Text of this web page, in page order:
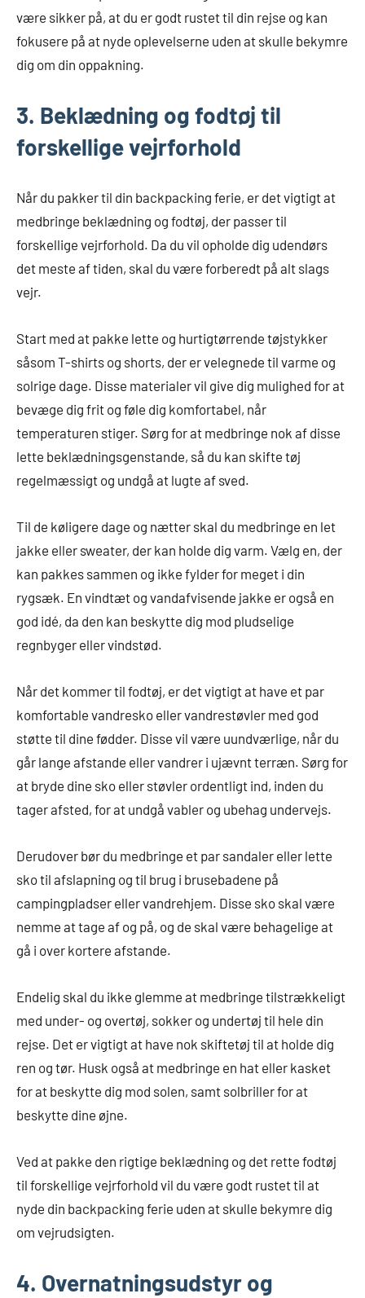
være sikker på, at du er godt rustet til din rejse og kan
fokusere på at nyde oplevelserne uden at skulle bekymre
dig om din oppakning.
3. Beklædning og fodtøj til
forskellige vejrforhold
Når du pakker til din backpacking ferie, er det vigtigt at
medbringe beklædning og fodtøj, der passer til
forskellige vejrforhold. Da du vil opholde dig udendørs
det meste af tiden, skal du være forberedt på alt slags
vejr.
Start med at pakke lette og hurtigtørrende tøjstykker
såsom T-shirts og shorts, der er velegnede til varme og
solrige dage. Disse materialer vil give dig mulighed for at
bevæge dig frit og føle dig komfortabel, når
temperaturen stiger. Sørg for at medbringe nok af disse
lette beklædningsgenstande, så du kan skifte tøj
regelmæssigt og undgå at lugte af sved.
Til de køligere dage og nætter skal du medbringe en let
jakke eller sweater, der kan holde dig varm. Vælg en, der
kan pakkes sammen og ikke fylder for meget i din
rygsæk. En vindtæt og vandafvisende jakke er også en
god idé, da den kan beskytte dig mod pludselige
regnbyger eller vindstød.
Når det kommer til fodtøj, er det vigtigt at have et par
komfortable vandresko eller vandrestøvler med god
støtte til dine fødder. Disse vil være uundværlige, når du
går lange afstande eller vandrer i ujævnt terræn. Sørg for
at bryde dine sko eller støvler ordentligt ind, inden du
tager afsted, for at undgå vabler og ubehag undervejs.
Derudover bør du medbringe et par sandaler eller lette
sko til afslapning og til brug i brusebadene på
campingpladser eller vandrehjem. Disse sko skal være
nemme at tage af og på, og de skal være behagelige at
gå i over kortere afstande.
Endelig skal du ikke glemme at medbringe tilstrækkeligt
med under- og overtøj, sokker og undertøj til hele din
rejse. Det er vigtigt at have nok skiftetøj til at holde dig
ren og tør. Husk også at medbringe en hat eller kasket
for at beskytte dig mod solen, samt solbriller for at
beskytte dine øjne.
Ved at pakke den rigtige beklædning og det rette fodtøj
til forskellige vejrforhold vil du være godt rustet til at
nyde din backpacking ferie uden at skulle bekymre dig
om vejrudsigten.
4. Overnatningsudstyr og